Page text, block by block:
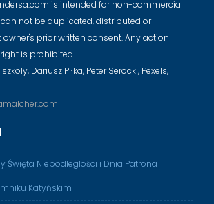
is intended for non-commercial
not be duplicated, distributed or
prior written consent. Any action
is prohibited.
Dariusz Piłka, Peter Serocki, Pexels,
Święta Niepodległości i Dnia Patrona
Katyńskim